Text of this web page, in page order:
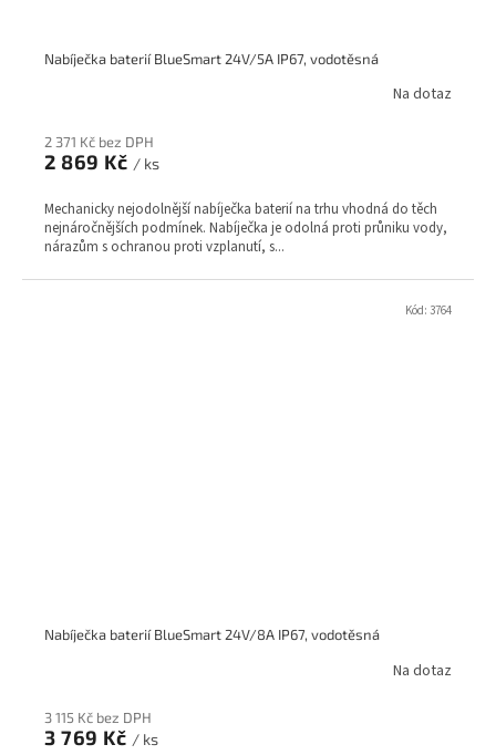
Nabíječka baterií BlueSmart 24V/5A IP67, vodotěsná
Na dotaz
2 371 Kč bez DPH
2 869 Kč / ks
Mechanicky nejodolnější nabíječka baterií na trhu vhodná do těch
nejnáročnějších podmínek. Nabíječka je odolná proti průniku vody,
nárazům s ochranou proti vzplanutí, s...
Nabíječka baterií BlueSmart 24V/8A IP67, vodotěsná
Na dotaz
3 115 Kč bez DPH
3 769 Kč / ks
Kód: 3764